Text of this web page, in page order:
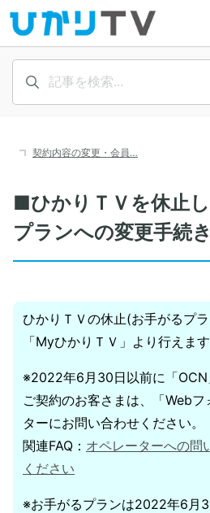
契約内容の変更・会員…
■ひかりＴＶを休止
プランへの変更手続
ひかりＴＶの休止(お手がるプ
「MyひかりＴＶ」より行えます
※2022年6月30日以前に「OCN
ご契約のお客さまは、「Web
ターにお問い合わせください。
関連FAQ： オペレーターへの問
ください
※お手がるプランは2022年6月